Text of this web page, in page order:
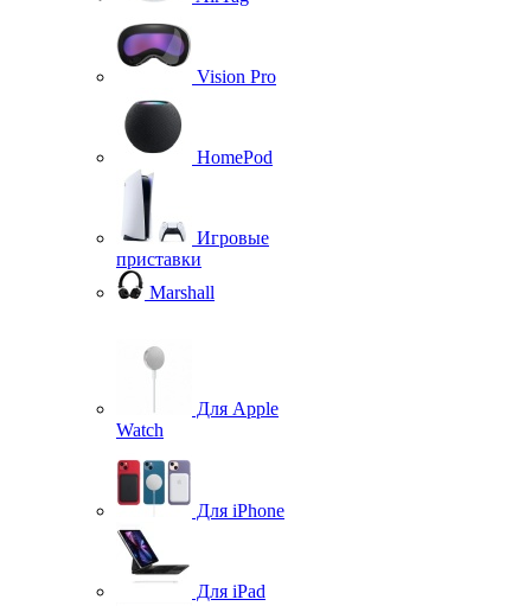
Vision Pro
HomePod
Игровые
приставки
Marshall
Для Apple
Watch
Для iPhone
Для iPad